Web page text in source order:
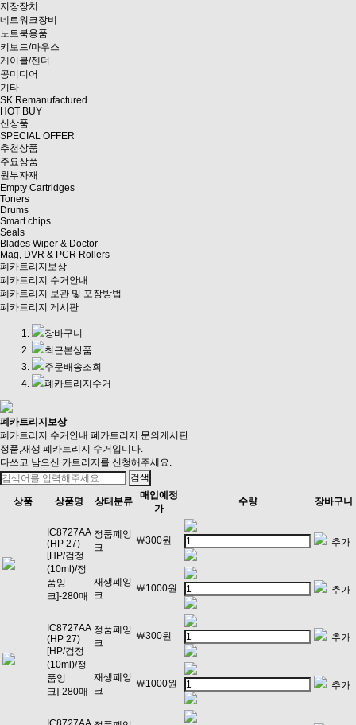
저장장치
네트워크장비
노트북용품
키보드/마우스
케이블/젠더
공미디어
기타
SK Remanufactured
HOT BUY
신상품
SPECIAL OFFER
추천상품
주요상품
원부자재
Empty Cartridges
Toners
Drums
Smart chips
Seals
Blades Wiper & Doctor
Mag, DVR & PCR Rollers
폐카트리지보상
폐카트리지 수거안내
폐카트리지 보관 및 포장방법
폐카트리지 게시판
장바구니
최근본상품
주문배송조회
폐카트리지수거
폐카트리지보상
폐카트리지 수거안내 폐카트리지 문의게시판
정품,재생 폐카트리지 수거입니다.
다쓰고 남으신 카트리지를 신청해주세요.
상품 상품명 상태분류
매입예정
가
수량 장바구니
IC8727AA
(HP 27)
[HP/검정
(10ml)/정
품잉
크]-280매
정품폐잉
크
￦300원 추가
재생폐잉
크
￦1000원 추가
IC8727AA
(HP 27)
[HP/검정
(10ml)/정
품잉
크]-280매
정품폐잉
크
￦300원 추가
재생폐잉
크
￦1000원 추가